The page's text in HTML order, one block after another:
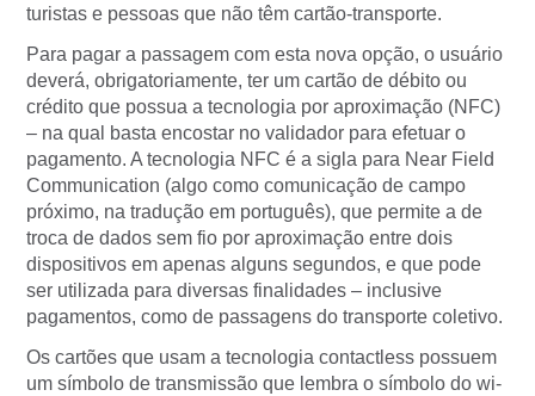
turistas e pessoas que não têm cartão-transporte.
Para pagar a passagem com esta nova opção, o usuário
deverá, obrigatoriamente, ter um cartão de débito ou
crédito que possua a tecnologia por aproximação (NFC)
– na qual basta encostar no validador para efetuar o
pagamento. A tecnologia NFC é a sigla para Near Field
Communication (algo como comunicação de campo
próximo, na tradução em português), que permite a de
troca de dados sem fio por aproximação entre dois
dispositivos em apenas alguns segundos, e que pode
ser utilizada para diversas finalidades – inclusive
pagamentos, como de passagens do transporte coletivo.
Os cartões que usam a tecnologia contactless possuem
um símbolo de transmissão que lembra o símbolo do wi-